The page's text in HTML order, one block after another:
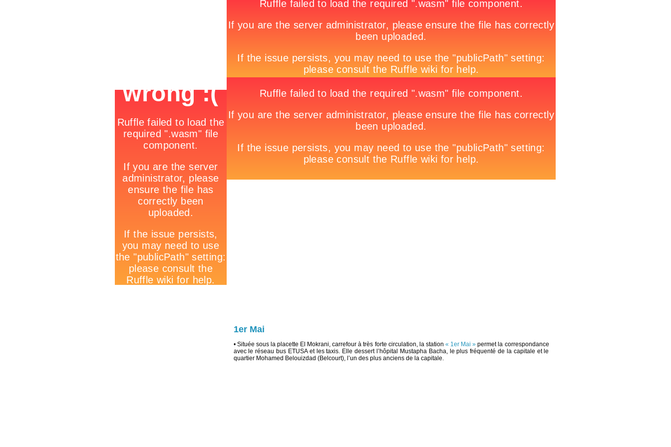
1er Mai
• Située sous la placette El Mokrani, carrefour à très forte circulation, la station « 1er Mai » permet la correspondance
avec le réseau bus ETUSA et les taxis. Elle dessert l’hôpital Mustapha Bacha, le plus fréquenté de la capitale et le
quartier Mohamed Belouizdad (Belcourt), l’un des plus anciens de la capitale.